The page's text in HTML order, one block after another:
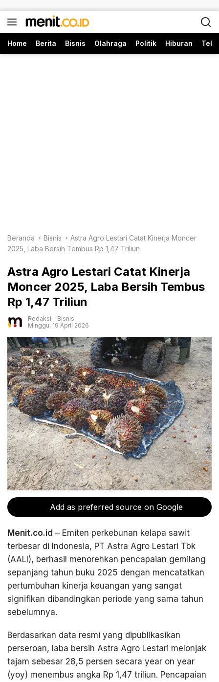
Home Berita Bisnis Olahraga Politik Hiburan
Beranda Bisnis
Astra Agro Lestari Catat Kinerja Moncer
2025, Laba Bersih Tembus Rp 1,47 Triliun
Astra Agro Lestari Catat Kinerja
Moncer 2025, Laba Bersih Tembus
Rp 1,47 Triliun
Redaksi - Bisnis
Minggu, 19 April 2026
Add as preferred source on Google
Menit.co.id – Emiten perkebunan kelapa sawit
terbesar di Indonesia, PT Astra Agro Lestari Tbk
(AALI), berhasil menorehkan pencapaian gemilang
sepanjang tahun buku 2025 dengan mencatatkan
pertumbuhan kinerja keuangan yang sangat
signifikan dibandingkan periode yang sama tahun
sebelumnya.
Berdasarkan data resmi yang dipublikasikan
perseroan, laba bersih Astra Agro Lestari melonjak
tajam sebesar 28,5 persen secara year on year
(yoy) menembus angka Rp 1,47 triliun. Pencapaian